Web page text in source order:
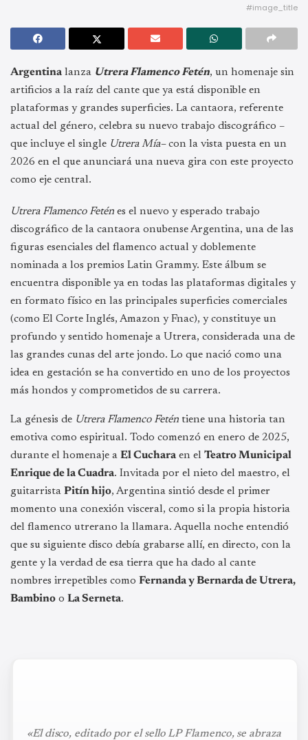
#image_title
Argentina lanza Utrera Flamenco Fetén, un homenaje sin
artificios a la raíz del cante que ya está disponible en
plataformas y grandes superficies. La cantaora, referente
actual del género, celebra su nuevo trabajo discográfico –
que incluye el single Utrera Mía–con la vista puesta en un
2026 en el que anunciará una nueva gira con este proyecto
como eje central.
Utrera Flamenco Fetén es el nuevo y esperado trabajo
discográfico de la cantaora onubense Argentina, una de las
figuras esenciales del flamenco actual y doblemente
nominada a los premios Latin Grammy. Este álbum se
encuentra disponible ya en todas las plataformas digitales y
en formato físico en las principales superficies comerciales
(como El Corte Inglés, Amazon y Fnac), y constituye un
profundo y sentido homenaje a Utrera, considerada una de
las grandes cunas del arte jondo. Lo que nació como una
idea en gestación se ha convertido en uno de los proyectos
más hondos y comprometidos de su carrera.
La génesis de Utrera Flamenco Fetén tiene una historia tan
emotiva como espiritual. Todo comenzó en enero de 2025,
durante el homenaje a El Cuchara en el Teatro Municipal
Enrique de la Cuadra. Invitada por el nieto del maestro, el
guitarrista Pitín hijo, Argentina sintió desde el primer
momento una conexión visceral, como si la propia historia
del flamenco utrerano la llamara. Aquella noche entendió
que su siguiente disco debía grabarse allí, en directo, con la
gente y la verdad de esa tierra que ha dado al cante
nombres irrepetibles como Fernanda y Bernarda de Utrera,
Bambino o La Serneta.
«El disco, editado por el sello LP Flamenco, se abraza